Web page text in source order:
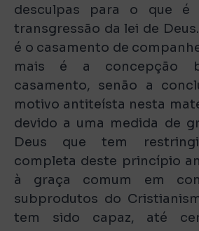
desculpas para o que é
transgressão da lei de
é o casamento de
mais é a concepção
casamento, senão a
motivo antiteísta nesta
devido a uma medida de
Deus que tem
completa deste princípio
à graça comum em
subprodutos do
tem sido capaz, até